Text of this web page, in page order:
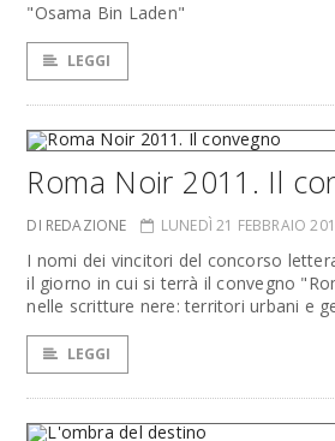
"Osama Bin Laden"
LEGGI
Roma Noir 2011. Il
DI REDAZIONE LUNEDÌ 21 FEBBRAIO
I nomi dei vincitori del concorso
il giorno in cui si terrà il convegno
nelle scritture nere: territori urbani e
LEGGI